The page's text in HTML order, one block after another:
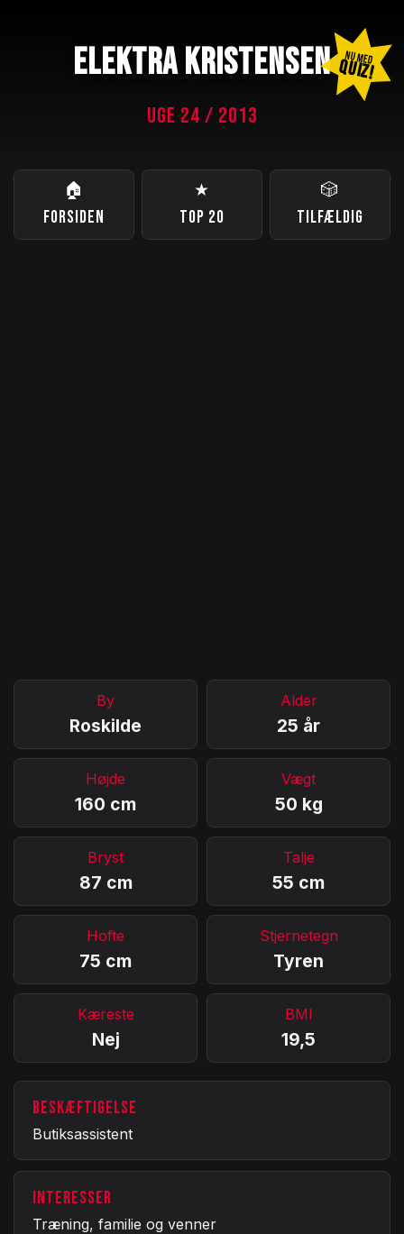
ELEKTRA KRISTENSEN NU MED
QUIZ!
UGE 24 / 2013
🏠
FORSIDEN
★
TOP 20
🎲
TILFÆLDIG
By
Roskilde
Alder
25 år
Højde
160 cm
Vægt
50 kg
Bryst
87 cm
Talje
55 cm
Hofte
75 cm
Stjernetegn
Tyren
Kæreste
Nej
BMI
19,5
BESKÆFTIGELSE
Butiksassistent
INTERESSER
Træning, familie og venner